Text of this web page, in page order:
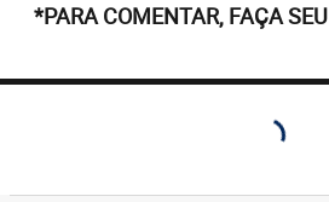
*PARA COMENTAR, FAÇA SEU